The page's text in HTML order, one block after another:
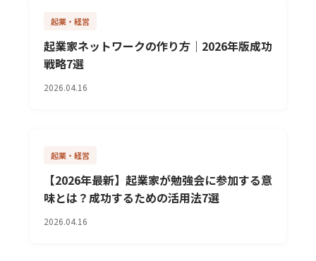
起業・経営
起業家ネットワークの作り方｜2026年版成功
戦略7選
2026.04.16
起業・経営
【2026年最新】起業家が勉強会に参加する意
味とは？成功するための活用法7選
2026.04.16